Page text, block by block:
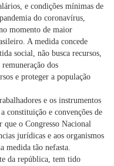
e condições mínimas de
do coronavírus,
momento de maior
A medida concede
social, não busca recursos,
dos
e proteger a população
e os instrumentos
constituição e convenções de
o Congresso Nacional
jurídicas e aos organismos
medida tão nefasta.
da república, tem tido